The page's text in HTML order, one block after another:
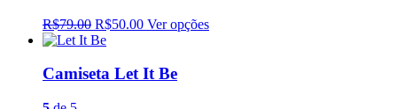
R$79.00 R$50.00 Ver opções
Camiseta Let It Be